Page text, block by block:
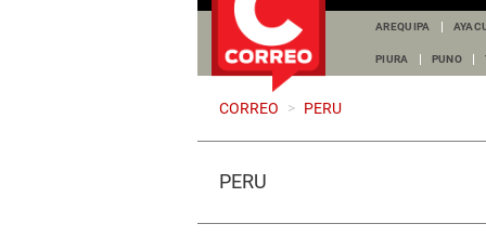
AREQUIPA
PIURA PUNO
CORREO > PERU
PERÚ